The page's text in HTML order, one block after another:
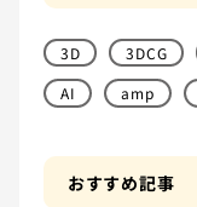
3D 3DCG
AI
amp
おすすめ記事